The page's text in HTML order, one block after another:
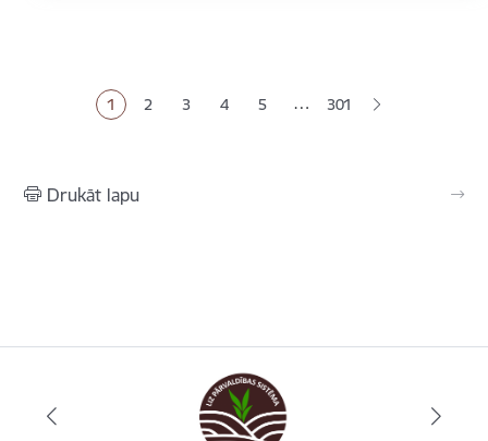
Pašreizējā lapa
1 Lapa
2 Lapa
3 Lapa
4 Lapa
5 … 301
Drukāt lapu